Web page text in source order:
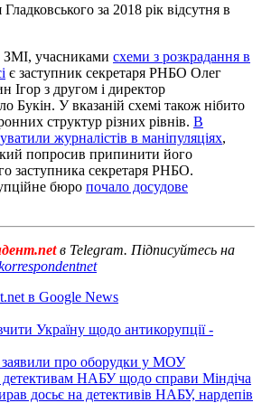
за 2018 рік відсутня в
ЗМІ, учасниками схеми з розкрадання в
є заступник секретаря РНБО Олег
Ігор з другом і директор
Букін. У вказаній схемі також нібито
структур різних рівнів. В
журналістів в маніпуляціях,
попросив припинити його
заступника секретаря РНБО.
бюро почало досудове
в Telegram. Підписуйтесь на
в Google News
Україну щодо антикорупції -
про оборудки у МОУ
детективам НАБУ щодо справи Міндіча
досьє на детективів НАБУ, нардепів